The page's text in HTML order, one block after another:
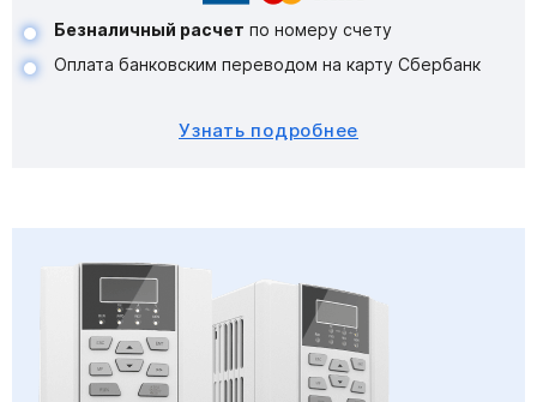
Безналичный расчет по номеру счету
Оплата банковским переводом на карту Сбербанк
Узнать подробнее